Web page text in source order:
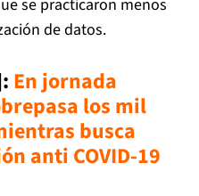
se practicaron menos
de datos.
: En jornada
los mil
busca
anti COVID-19